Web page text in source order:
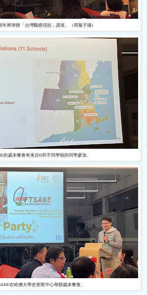
年將舉辦「台灣醫療現狀」講座。（周菊子攝）
的歲末餐會有來自11所不同學校的同學參加。
在哈佛大學史密斯中心舉辦歲末餐會。